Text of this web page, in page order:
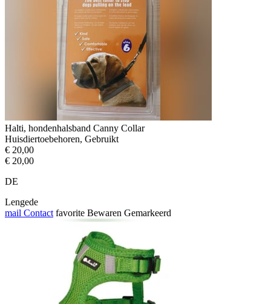
Halti, hondenhalsband Canny Collar
Huisdiertoebehoren, Gebruikt
€ 20,00
€ 20,00
DE
Lengede
mail Contact favorite Bewaren Gemarkeerd